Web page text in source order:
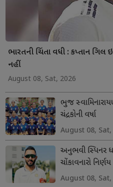
ભારતની ચિંતા વધી : કપ્તાન
નહીં
August 08, Sat, 2026
ભુજ સ્વામિનારાયણ
ચંદ્રકોની વર્ષા
August 08, Sat,
અનુભવી સ્પિનર
ચોંકાવનારો નિર્ણય
August 08, Sat,